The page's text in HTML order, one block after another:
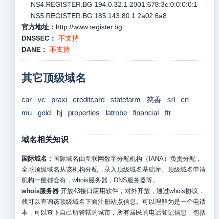
NS4.REGISTER.BG 194.0.32.1 2001:678:3c:0:0:0:0:1
NS5.REGISTER.BG 185.143.80.1 2a02:6a8
官方地址： http://www.register.bg
DNSSEC： 不支持
DANE： 不支持
其它顶级域名
car vc praxi creditcard statefarm 慈善 srl
cn
mu
gold bj properties latrobe financial ftr
域名相关知识
国际域名： 国际域名由互联网数字分配机构（IANA）负责分配，
全球顶级域名从该机构分配，录入顶级域名基础库。顶级域名申请
机构一般都会有，whois服务器，DNS服务器等。
whois服务器开放43接口应用软件，对外开放，通过whois协议，
就可以查询该顶级域名下面注册站点信息。可以理解为是一个电话
本，可以查下自己所管辖的城市，所有居民的电话登记信息，包括